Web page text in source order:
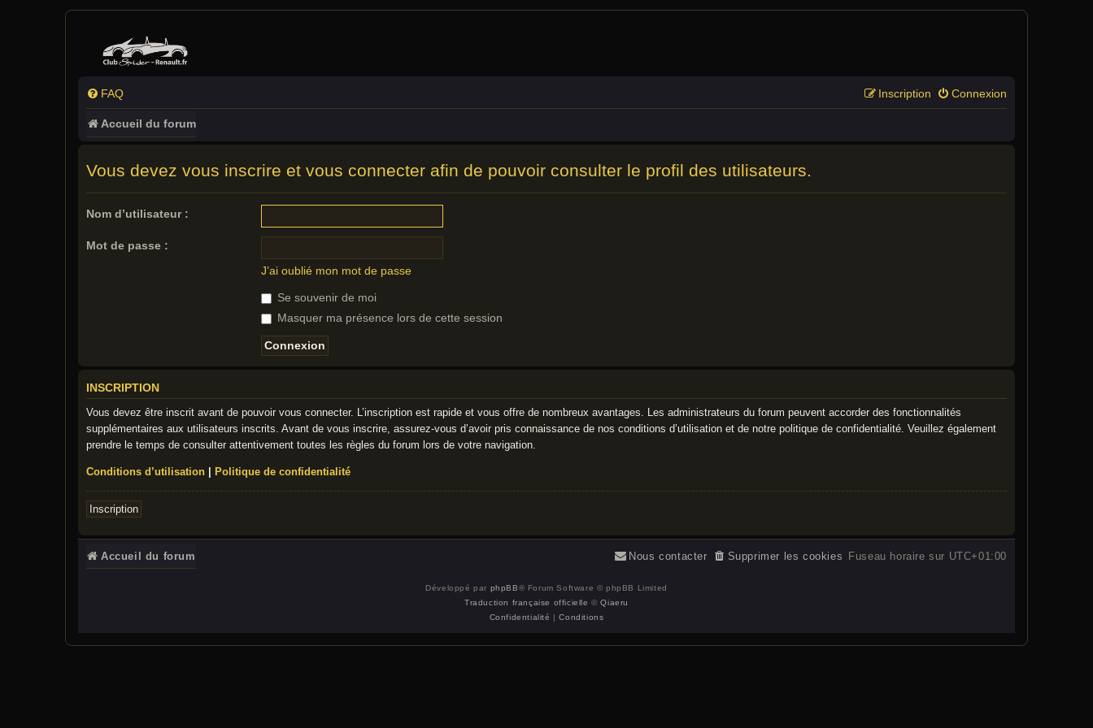
FAQ Connexion
Inscription
Accueil du forum
Vous devez vous inscrire et vous connecter afin de pouvoir consulter le profil des utilisateurs.
Nom d’utilisateur :
Mot de passe :
J’ai oublié mon mot de passe
Se souvenir de moi
Masquer ma présence lors de cette session
INSCRIPTION
Vous devez être inscrit avant de pouvoir vous connecter. L’inscription est rapide et vous offre de nombreux avantages. Les administrateurs du forum peuvent accorder des fonctionnalités
supplémentaires aux utilisateurs inscrits. Avant de vous inscrire, assurez-vous d’avoir pris connaissance de nos conditions d’utilisation et de notre politique de confidentialité. Veuillez également
prendre le temps de consulter attentivement toutes les règles du forum lors de votre navigation.
Conditions d’utilisation Politique de confidentialité
Inscription
Accueil du forum Fuseau horaire sur UTC+01:00
Supprimer les cookies
Nous contacter
Développé par phpBB® Forum Software © phpBB Limited
Traduction française officielle ©Qiaeru
Confidentialité |Conditions